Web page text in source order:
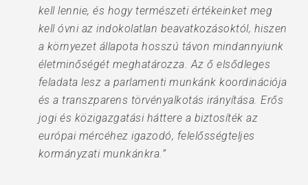
kell lennie, és hogy természeti értékeinket meg
kell óvni az indokolatlan beavatkozásoktól, hiszen
a környezet állapota hosszú távon mindannyiunk
életminőségét meghatározza. Az ő elsődleges
feladata lesz a parlamenti munkánk koordinációja
és a transzparens törvényalkotás irányítása. Erős
jogi és közigazgatási háttere a biztosíték az
európai mércéhez igazodó, felelősségteljes
kormányzati munkánkra.”